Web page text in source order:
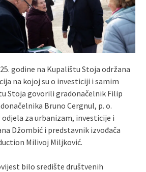
godine na Kupalištu Stoja održana
na kojoj su o investiciji i samim
Stoja govorili gradonačelnik Filip
Bruno Cergnul, p. o.
za urbanizam, investicije i
Džombić i predstavnik izvođača
Milivoj Miljković.
bilo središte društvenih